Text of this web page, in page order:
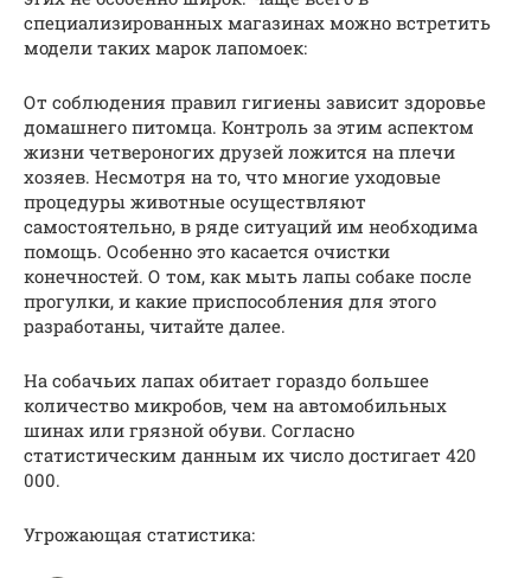
специализированных магазинах можно встретить
модели таких марок лапомоек:
От соблюдения правил гигиены зависит здоровье
домашнего питомца. Контроль за этим аспектом
жизни четвероногих друзей ложится на плечи
хозяев. Несмотря на то, что многие уходовые
процедуры животные осуществляют
самостоятельно, в ряде ситуаций им необходима
помощь. Особенно это касается очистки
конечностей. О том, как мыть лапы собаке после
прогулки, и какие приспособления для этого
разработаны, читайте далее.
На собачьих лапах обитает гораздо большее
количество микробов, чем на автомобильных
шинах или грязной обуви. Согласно
статистическим данным их число достигает 420
000.
Угрожающая статистика: